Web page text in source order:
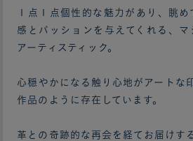
１点１点個性的な魅力があり、眺
感とパッションを与えてくれる、マ
アーティスティック。
心穏やかになる触り心地がアートな
作品のように存在しています。
革との奇跡的な再会を経てお届けす